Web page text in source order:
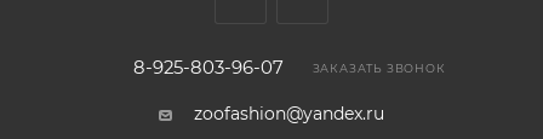
8-925-803-96-07 ЗАКАЗАТЬ ЗВОНОК
zoofashion@yandex.ru